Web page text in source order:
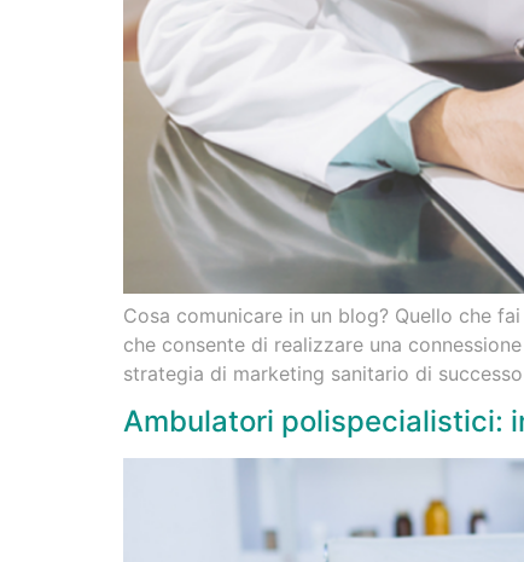
Cosa comunicare in un blog? Quello che
che consente di realizzare una
strategia di marketing sanitario di
Ambulatori polispecialistici: